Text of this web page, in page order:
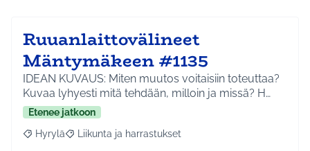
Ruuanlaittovälineet
Mäntymäkeen #1135
IDEAN KUVAUS: Miten muutos voitaisiin toteuttaa?
Kuvaa lyhyesti mitä tehdään, milloin ja missä? H…
Etenee jatkoon
Rajaa tulokset aihepiirin mukaan: Hyrylä
Hyrylä Rajaa tulokset teeman mukaan: Liikunta ja
Liikunta ja harrastukset